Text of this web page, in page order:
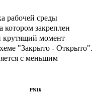
рабочей среды
котором закреплен
крутящий момент
"Закрыто - Открыто".
с меньшим
PN16